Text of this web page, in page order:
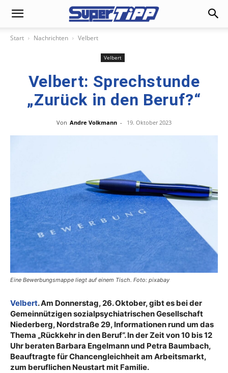
Start Nachrichten Velbert
Velbert
Velbert: Sprechstunde
„Zurück in den Beruf?“
Von Andre Volkmann - 19. Oktober 2023
Eine Bewerbungsmappe liegt auf einem Tisch. Foto: pixabay
Velbert. Am Donnerstag, 26. Oktober, gibt es bei der
Gemeinnützigen sozialpsychiatrischen Gesellschaft
Niederberg, Nordstraße 29, Informationen rund um das
Thema „Rückkehr in den Beruf“. In der Zeit von 10 bis 12
Uhr beraten Barbara Engelmann und Petra Baumbach,
Beauftragte für Chancengleichheit am Arbeitsmarkt,
zum beruflichen Neustart mit Familie.